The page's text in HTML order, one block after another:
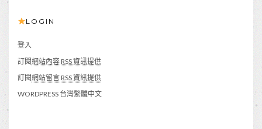
間
擇
LOGIN
登入
訂閱網站內容 RSS 資訊提供
訂閱網站留言 RSS 資訊提供
WORDPRESS 台灣繁體中文